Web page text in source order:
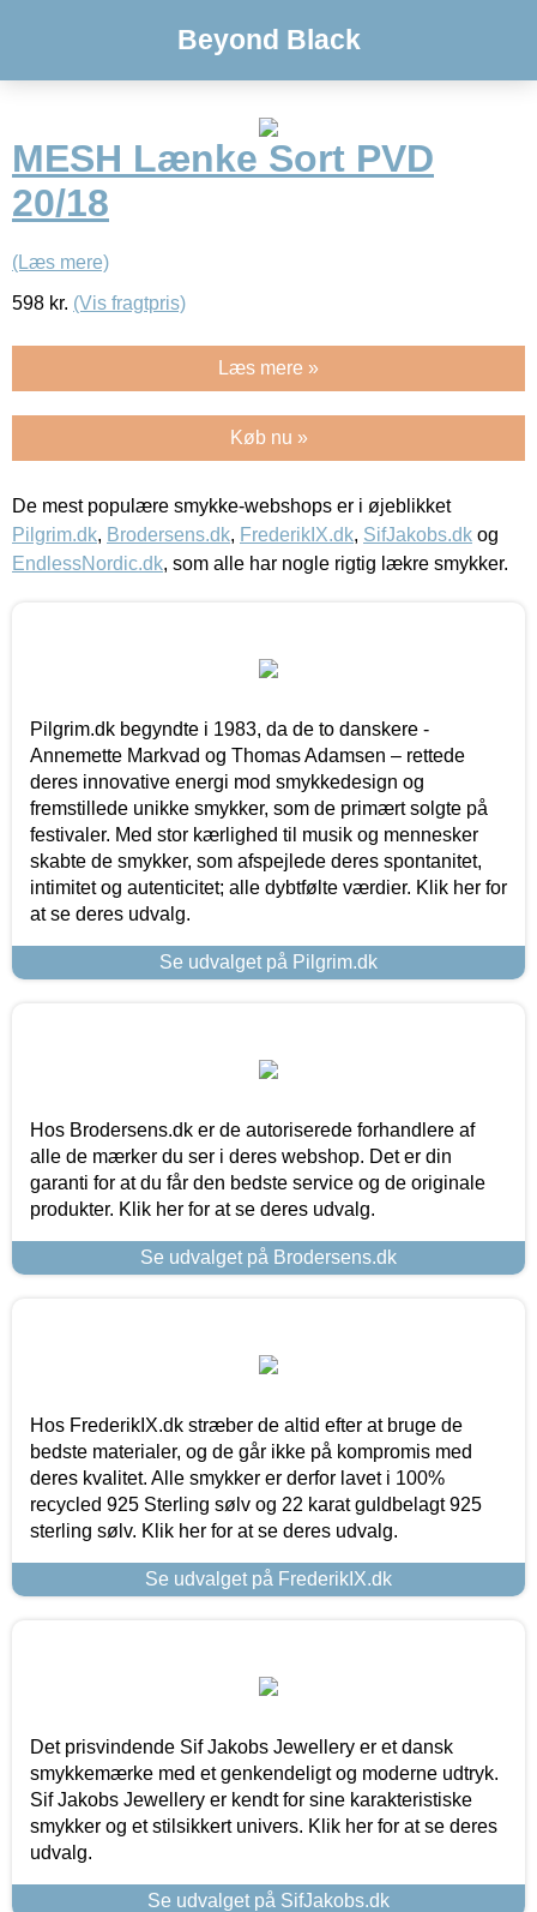
Beyond Black
MESH Lænke Sort PVD
20/18
(Læs mere)
598 kr. (Vis fragtpris)
Læs mere »
Køb nu »
De mest populære smykke-webshops er i øjeblikket
Pilgrim.dk, Brodersens.dk, FrederikIX.dk, SifJakobs.dk og
EndlessNordic.dk, som alle har nogle rigtig lækre smykker.
Pilgrim.dk begyndte i 1983, da de to danskere -
Annemette Markvad og Thomas Adamsen – rettede
deres innovative energi mod smykkedesign og
fremstillede unikke smykker, som de primært solgte på
festivaler. Med stor kærlighed til musik og mennesker
skabte de smykker, som afspejlede deres spontanitet,
intimitet og autenticitet; alle dybtfølte værdier. Klik her for
at se deres udvalg.
Se udvalget på Pilgrim.dk
Hos Brodersens.dk er de autoriserede forhandlere af
alle de mærker du ser i deres webshop. Det er din
garanti for at du får den bedste service og de originale
produkter. Klik her for at se deres udvalg.
Se udvalget på Brodersens.dk
Hos FrederikIX.dk stræber de altid efter at bruge de
bedste materialer, og de går ikke på kompromis med
deres kvalitet. Alle smykker er derfor lavet i 100%
recycled 925 Sterling sølv og 22 karat guldbelagt 925
sterling sølv. Klik her for at se deres udvalg.
Se udvalget på FrederikIX.dk
Det prisvindende Sif Jakobs Jewellery er et dansk
smykkemærke med et genkendeligt og moderne udtryk.
Sif Jakobs Jewellery er kendt for sine karakteristiske
smykker og et stilsikkert univers. Klik her for at se deres
udvalg.
Se udvalget på SifJakobs.dk